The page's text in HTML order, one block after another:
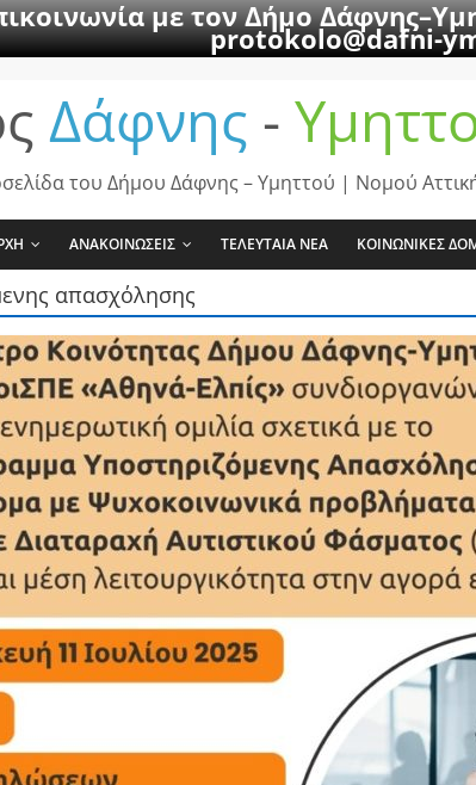
με τον Δήμο
protokolo@dafni-
Δάφνης -
του Δήμου Δάφνης – Υμηττού | Νομού
ΑΝΑΚΟΙΝΩΣΕΙΣ ΤΕΛΕΥΤΑΙΑ ΝΕΑ ΚΟΙΝΩΝΙΚΕΣ
απασχόλησης